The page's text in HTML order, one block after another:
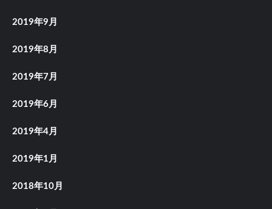
2019年9月
2019年8月
2019年7月
2019年6月
2019年4月
2019年1月
2018年10月